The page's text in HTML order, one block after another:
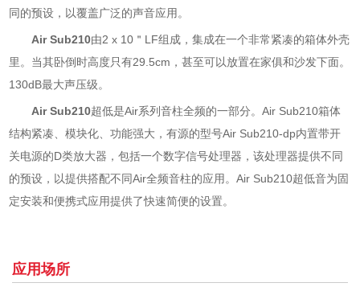
同的预设，以覆盖广泛的声音应用。
Air Sub210由2 x 10＂LF组成，集成在一个非常紧凑的箱体外壳
里。当其卧倒时高度只有29.5cm，甚至可以放置在家俱和沙发下面。
130dB最大声压级。
Air Sub210超低是Air系列音柱全频的一部分。Air Sub210箱体
结构紧凑、模块化、功能强大，有源的型号Air Sub210-dp内置带开
关电源的D类放大器，包括一个数字信号处理器，该处理器提供不同
的预设，以提供搭配不同Air全频音柱的应用。Air Sub210超低音为固
定安装和便携式应用提供了快速简便的设置。
应用场所